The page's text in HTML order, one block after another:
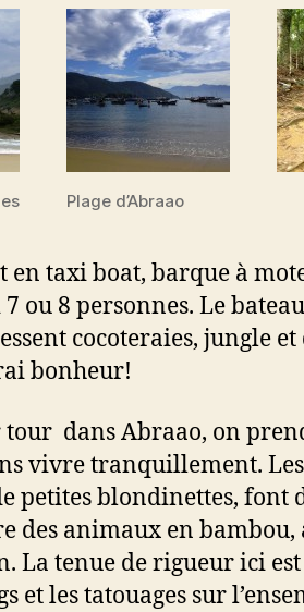
Plage d’Abraao
en taxi boat, barque à
ou 8 personnes. Le
cocoteraies, jungle
bonheur!
dans Abraao, on
vivre tranquillement.
petites blondinettes, font
des animaux en bambou,
La tenue de rigueur ici
et les tatouages sur